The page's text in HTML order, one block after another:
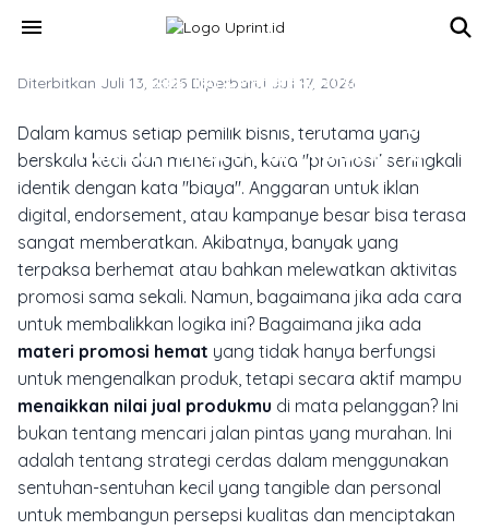
menu
MARKETING & MEDIA PROMOSI
Materi Promosi Hemat Yang
Naikkan Nilai Jual Produkmu
Diterbitkan Juli 13, 2025 Diperbarui Juli 17, 2026
Dalam kamus setiap pemilik bisnis, terutama yang
berskala kecil dan menengah, kata "promosi" seringkali
identik dengan kata "biaya". Anggaran untuk iklan
digital, endorsement, atau kampanye besar bisa terasa
sangat memberatkan. Akibatnya, banyak yang
terpaksa berhemat atau bahkan melewatkan aktivitas
promosi sama sekali. Namun, bagaimana jika ada cara
untuk membalikkan logika ini? Bagaimana jika ada
materi promosi hemat yang tidak hanya berfungsi
untuk mengenalkan produk, tetapi secara aktif mampu
menaikkan nilai jual produkmu di mata pelanggan? Ini
bukan tentang mencari jalan pintas yang murahan. Ini
adalah tentang strategi cerdas dalam menggunakan
sentuhan-sentuhan kecil yang tangible dan personal
untuk membangun persepsi kualitas dan menciptakan